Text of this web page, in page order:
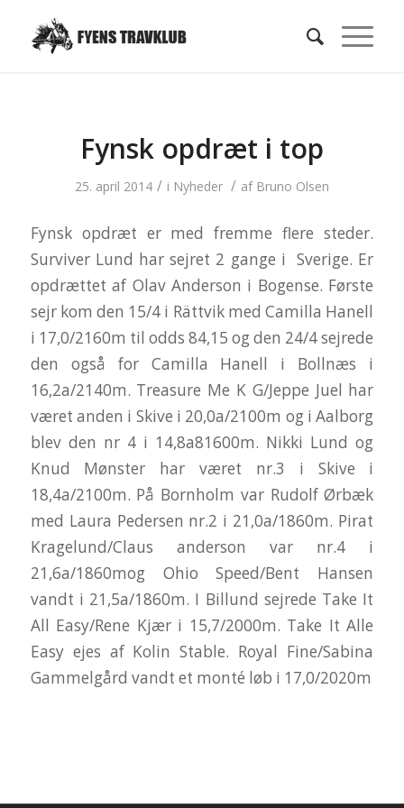
Fynsk opdræt i top
25. april 2014 / i Nyheder / af Bruno Olsen
Fynsk opdræt er med fremme flere steder.
Surviver Lund har sejret 2 gange i Sverige. Er
opdrættet af Olav Anderson i Bogense. Første
sejr kom den 15/4 i Rättvik med Camilla Hanell
i 17,0/2160m til odds 84,15 og den 24/4 sejrede
den også for Camilla Hanell i Bollnæs i
16,2a/2140m. Treasure Me K G/Jeppe Juel har
været anden i Skive i 20,0a/2100m og i Aalborg
blev den nr 4 i 14,8a81600m. Nikki Lund og
Knud Mønster har været nr.3 i Skive i
18,4a/2100m. På Bornholm var Rudolf Ørbæk
med Laura Pedersen nr.2 i 21,0a/1860m. Pirat
Kragelund/Claus anderson var nr.4 i
21,6a/1860mog Ohio Speed/Bent Hansen
vandt i 21,5a/1860m. I Billund sejrede Take It
All Easy/Rene Kjær i 15,7/2000m. Take It Alle
Easy ejes af Kolin Stable. Royal Fine/Sabina
Gammelgård vandt et monté løb i 17,0/2020m